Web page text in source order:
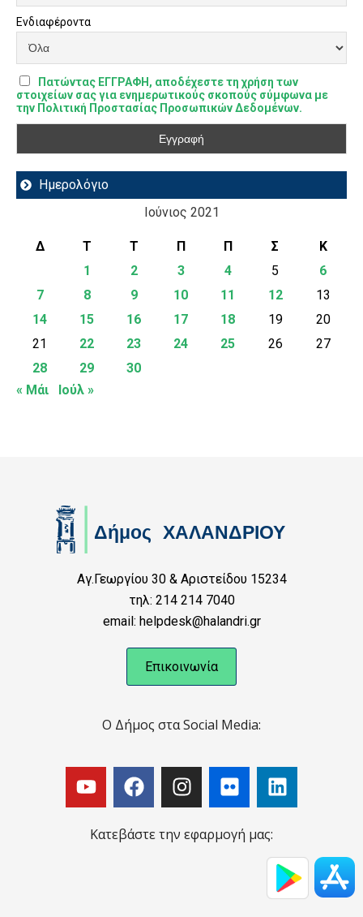
Ενδιαφέροντα
Πατώντας ΕΓΓΡΑΦΗ, αποδέχεστε τη χρήση των
στοιχείων σας για ενημερωτικούς σκοπούς σύμφωνα με
την Πολιτική Προστασίας Προσωπικών Δεδομένων.
Ημερολόγιο
Ιούνιος 2021
Δ Τ Τ Π Π Σ
Κ
1
2 3 4 5
6
7
8 9 10 11 12
13
14
15 16 17 18 19
20
21
22 23 24 25 26
27
28
29
30
« Μάι
Ιούλ »
Αγ.Γεωργίου 30 & Αριστείδου 15234
τηλ: 214 214 7040
email: helpdesk@halandri.gr
Επικοινωνία
Ο Δήμος στα Social Media:
Κατεβάστε την εφαρμογή μας: